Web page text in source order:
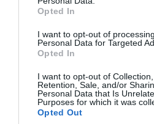
Opted In
I want to opt-out of
Personal Data for Targeted
Opted In
I want to opt-out of Collection,
Retention, Sale, and/or
Personal Data that Is
Purposes for which it was
Opted Out
planetelor. Ulterior, acest
locuințe.
REZISTENTE LA
Pentru a îmbunătăți